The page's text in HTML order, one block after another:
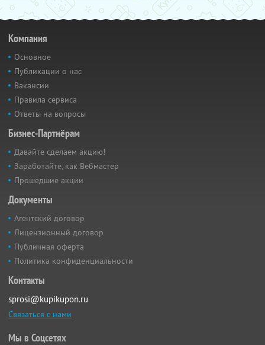
Компания
Основное
Публикации о нас
Вакансии
Правила сервиса
Ответы на вопросы
Бизнес-Партнёрам
Давайте сделаем акцию!
Заработайте, как Вебмастер
Прошедшие акции
Документы
Агентский договор
Лицензионный договор
Публичная оферта
Политика конфиденциальности
Контакты
sprosi@kupikupon.ru
Связаться с нами
Мы в Соцсетях